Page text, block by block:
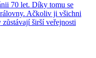
70 let. Díky tomu se
Ačkoliv ji všichni
širší veřejnosti